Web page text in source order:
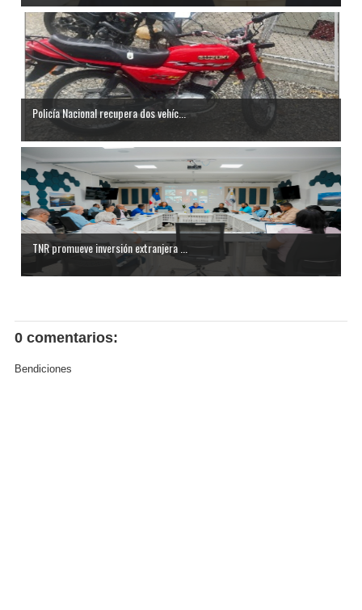
Policía Nacional recupera dos vehíc...
TNR promueve inversión extranjera ...
0 comentarios:
Bendiciones